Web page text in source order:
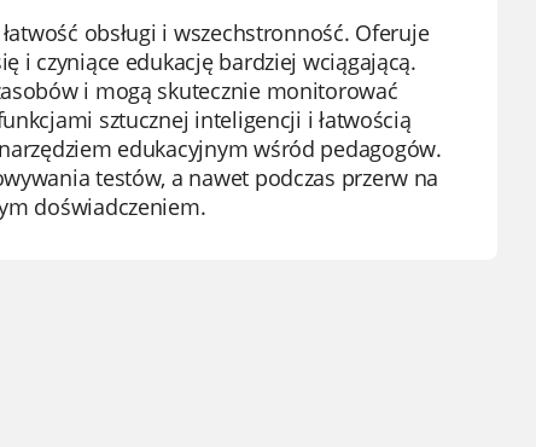
obsługi i wszechstronność. Oferuje
i czyniące edukację bardziej wciągającą.
i mogą skutecznie monitorować
sztucznej inteligencji i łatwością
edukacyjnym wśród pedagogów.
testów, a nawet podczas przerw na
doświadczeniem.